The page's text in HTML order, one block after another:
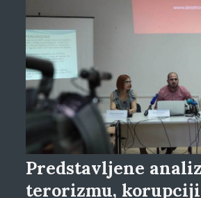
Predstavljene
terorizmu,